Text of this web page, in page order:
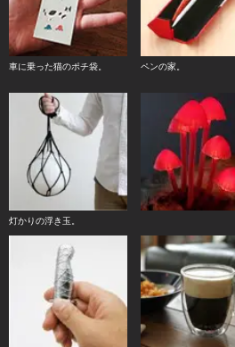
車に乗った猫のポチ袋。 ペンの家。
灯かりの浮き玉。